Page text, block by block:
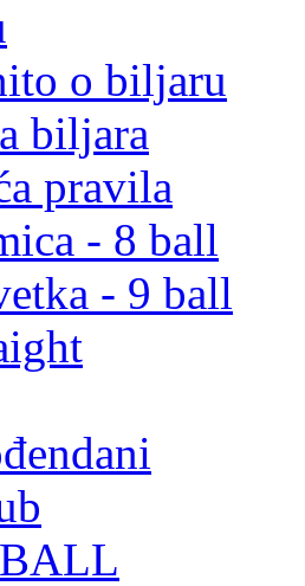
o biljaru
biljara
pravila
- 8 ball
- 9 ball